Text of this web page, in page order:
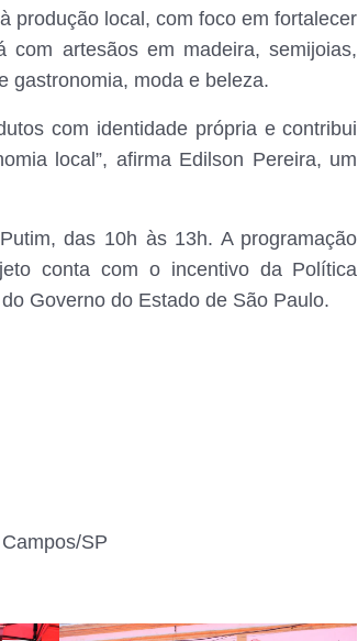
produção local, com foco em fortalecer
artesãos em madeira, semijoias,
gastronomia, moda e beleza.
com identidade própria e contribui
local”, afirma Edilson Pereira, um
das 10h às 13h. A programação
conta com o incentivo da Política
Governo do Estado de São Paulo.
SP